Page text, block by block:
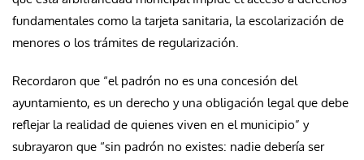
fundamentales como la tarjeta sanitaria, la escolarización de
menores o los trámites de regularización.
Recordaron que “el padrón no es una concesión del
ayuntamiento, es un derecho y una obligación legal que debe
reflejar la realidad de quienes viven en el municipio” y
subrayaron que “sin padrón no existes: nadie debería ser